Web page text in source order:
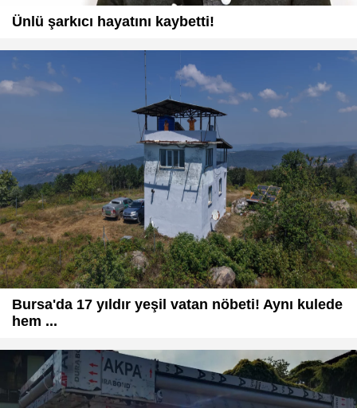
Ünlü şarkıcı hayatını kaybetti!
Bursa'da 17 yıldır yeşil vatan nöbeti! Aynı kulede
hem ...